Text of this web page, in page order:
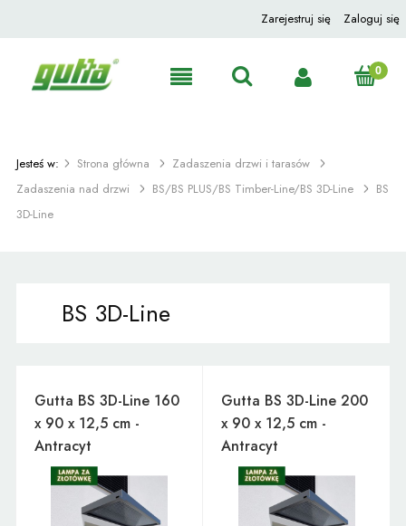
Zarejestruj się Zaloguj się
Jesteś w: Strona główna
Zadaszenia drzwi i tarasów
Zadaszenia nad drzwi
BS/BS PLUS/BS Timber-Line/BS 3D-Line
BS
3D-Line
BS 3D-Line
Gutta BS 3D-Line 160
x 90 x 12,5 cm -
Antracyt
Gutta BS 3D-Line 200
x 90 x 12,5 cm -
Antracyt